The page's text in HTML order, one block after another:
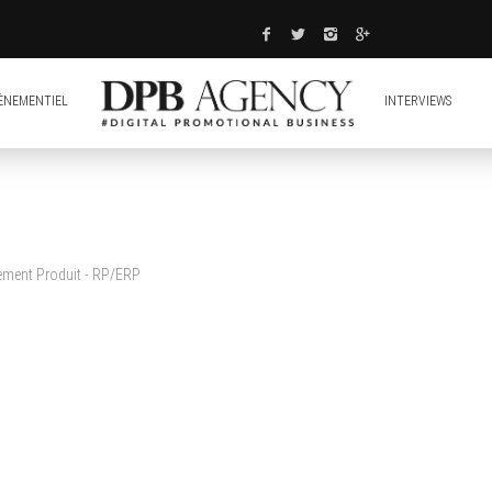
INTERVIEWS
Produit - RP/ERP